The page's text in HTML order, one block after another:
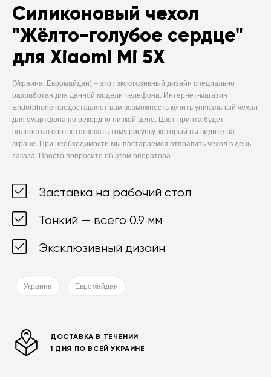
Силиконовый чехол
"Жёлто-голубое сердце"
для Xiaomi Mi 5X
(Украина, Евромайдан) – этот эксклюзивный дизайн специально
разработан для данной модели телефона. Интернет-магазин
Endorphone предоставляет вам возможность купить уникальный чехол
для смартфона по рекордно низкой цене. Цвет принта будет
полностью соответствовать тому рисунку, который вы видите на
экране. При необходимости мы постараемся отправить чехол в день
заказа. Просто попросите об этом оператора.
Заставка на рабочий стол
Тонкий — всего 0.9 мм
Эксклюзивный дизайн
Украина Евромайдан
ДОСТАВКА В ТЕЧЕНИИ
1 ДНЯ ПО ВСЕЙ УКРАИНЕ